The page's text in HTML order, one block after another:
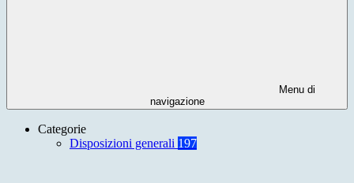
Menu di
navigazione
Categorie
Disposizioni generali 197